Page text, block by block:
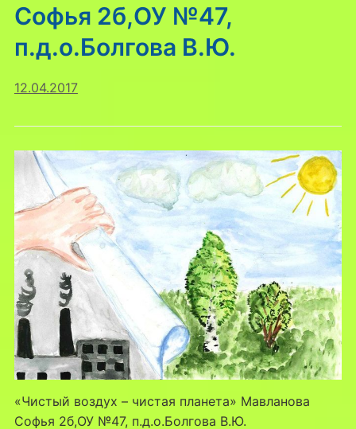
Софья 2б,ОУ №47,
п.д.о.Болгова В.Ю.
12.04.2017
«Чистый воздух – чистая планета» Мавланова
Софья 2б,ОУ №47, п.д.о.Болгова В.Ю.